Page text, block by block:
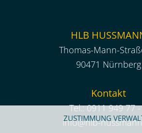
ZUSTIMMUNG
HLB
Thomas-Mann-
90471 Nürnberg
Kontakt
Tel.:0911 949 77
info@hlb-